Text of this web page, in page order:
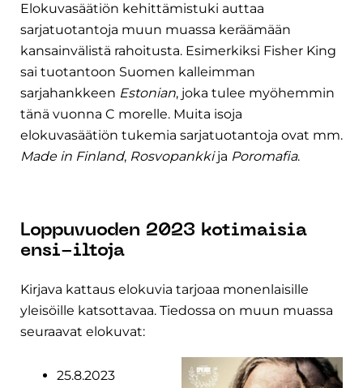
Elokuvasäätiön kehittämistuki auttaa
sarjatuotantoja muun muassa keräämään
kansainvälistä rahoitusta. Esimerkiksi Fisher King
sai tuotantoon Suomen kalleimman
sarjahankkeen Estonian, joka tulee myöhemmin
tänä vuonna C morelle. Muita isoja
elokuvasäätiön tukemia sarjatuotantoja ovat mm.
Made in Finland, Rosvopankkija Poromafia.
Loppuvuoden 2023 kotimaisia
ensi-iltoja
Kirjava kattaus elokuvia tarjoaa monenlaisille
yleisöille katsottavaa. Tiedossa on muun muassa
seuraavat elokuvat:
25.8.2023